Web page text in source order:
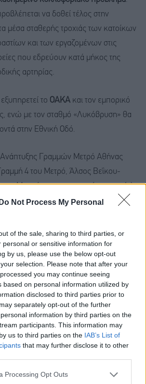
Do Not Process My Personal
of the sale, sharing to third parties, or
personal or sensitive information for
by us, please use the below opt-out
selection. Please note that after your
you may continue seeing
based on personal information utilized by
disclosed to third parties prior to
separately opt-out of the further
information by third parties on the
participants. This information may
us to third parties on the IAB’s List of
that may further disclose it to other
Processing Opt Outs
να δοθεί τέλος στην
μέσα σταθερής τροχιάς των κατοίκων
και των εργαζομένων στις
που εδρεύουν κατά μήκος της
αρτηρίας.
το ΟΑΚΑ και τον εμπορικό
ενώ με τον σταθμό «Λυκόβρυση» θα
στην Εθνική Οδό.
Ανάπτυξης Γραμμών Μετρό Αθήνας
4 του Μετρό, Άλσος Βεΐκου-
Μαρούσι, με τις επεκτάσεις της (α)
Ηλιούπολη και (β) προς Πετρούπολη
4, σχήματος «U», αποτελείται
μορφής, προς Γαλάτσι και
τμήμα διερχόμενο από το
έχει συνολικό μήκος 38,2 χλμ,
σταθμούς και αποτελείται από
τμήματα, Α, Β, Γ, Δ και Ε:
Βεΐκου-Γουδή (μήκους 12,8 χλμ και 15
Μαρούσι (μήκους 9,6 χλμ και 8